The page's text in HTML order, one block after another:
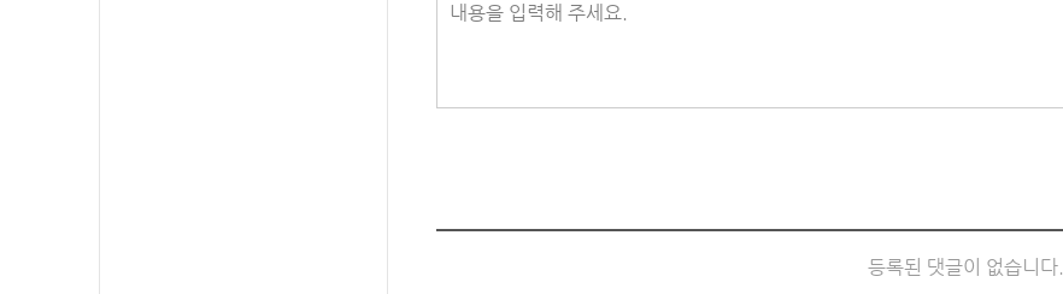
내용을 입력해 주세요.
등록된 댓글이 없습니다.